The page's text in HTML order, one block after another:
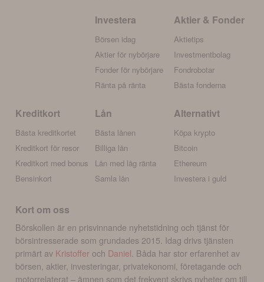
Investera
Börsen idag
Aktier för nybörjare
Fonder för nybörjare
Ränta på ränta
Aktier & Fonder
Aktietips
Investmentbolag
Fondrobotar
Bästa fonderna
Kreditkort
Bästa kreditkortet
Kreditkort för resor
Kreditkort med bonus
Bensinkort
Lån
Bästa lånen
Billiga lån
Lån med låg ränta
Samla lån
Alternativt
Köpa krypto
Bitcoin
Ethereum
Investera i guld
Kort om oss
Börskollen är en prisvinnande nyhetstidning och tjänst för
börsintresserade som grundades 2015. Idag drivs tjänsten
primärt av Kristoffer och Daniel . Båda har stor erfarenhet av
börsen, aktier, investeringar, privatekonomi, företagande och
motorrelaterat – ämnen som det frekvent skrivs nyheter om till